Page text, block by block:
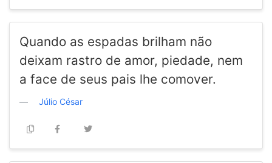
Quando as espadas brilham não
deixam rastro de amor, piedade, nem
a face de seus pais lhe comover.
Júlio César